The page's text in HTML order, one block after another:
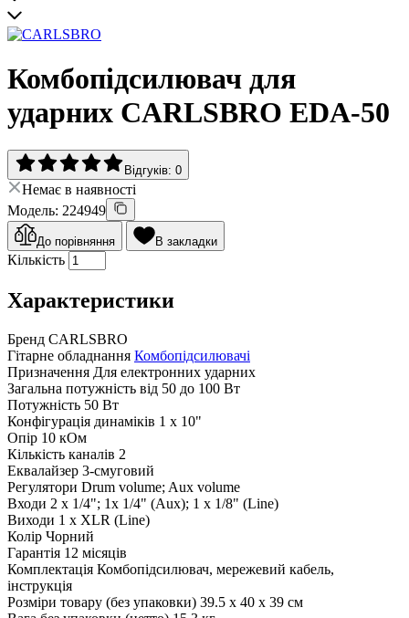
Комбопідсилювач для
ударних CARLSBRO EDA-50
Відгуків: 0
Немає в наявності
Модель: 224949
До порівняння В закладки
Кількість
Характеристики
Бренд CARLSBRO
Гітарне обладнання Комбопідсилювачі
Призначення Для електронних ударних
Загальна потужність від 50 до 100 Вт
Потужність 50 Вт
Конфігурація динаміків 1 x 10"
Опір 10 кОм
Кількість каналів 2
Еквалайзер 3-смуговий
Регулятори Drum volume; Aux volume
Входи 2 x 1/4"; 1x 1/4" (Aux); 1 x 1/8" (Line)
Виходи 1 х XLR (Line)
Колір Чорний
Гарантія 12 місяців
Комплектація Комбопідсилювач, мережевий кабель,
інструкція
Розміри товару (без упаковки) 39.5 x 40 x 39 см